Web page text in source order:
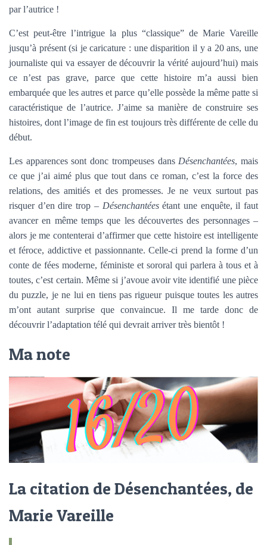
par l’autrice !
C’est peut-être l’intrigue la plus “classique” de Marie Vareille
jusqu’à présent (si je caricature : une disparition il y a 20 ans, une
journaliste qui va essayer de découvrir la vérité aujourd’hui) mais
ce n’est pas grave, parce que cette histoire m’a aussi bien
embarquée que les autres et parce qu’elle possède la même patte si
caractéristique de l’autrice. J’aime sa manière de construire ses
histoires, dont l’image de fin est toujours très différente de celle du
début.
Les apparences sont donc trompeuses dans Désenchantées, mais
ce que j’ai aimé plus que tout dans ce roman, c’est la force des
relations, des amitiés et des promesses. Je ne veux surtout pas
risquer d’en dire trop – Désenchantéesétant une enquête, il faut
avancer en même temps que les découvertes des personnages –
alors je me contenterai d’affirmer que cette histoire est intelligente
et féroce, addictive et passionnante. Celle-ci prend la forme d’un
conte de fées moderne, féministe et sororal qui parlera à tous et à
toutes, c’est certain. Même si j’avoue avoir vite identifié une pièce
du puzzle, je ne lui en tiens pas rigueur puisque toutes les autres
m’ont autant surprise que convaincue. Il me tarde donc de
découvrir l’adaptation télé qui devrait arriver très bientôt !
Ma note
La citation de Désenchantées, de
Marie Vareille